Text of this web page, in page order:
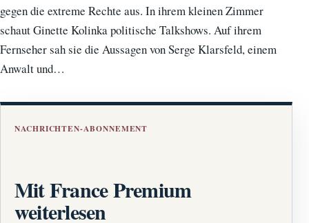
gegen die extreme Rechte aus. In ihrem kleinen Zimmer
schaut Ginette Kolinka politische Talkshows. Auf ihrem
Fernseher sah sie die Aussagen von Serge Klarsfeld, einem
Anwalt und…
NACHRICHTEN-ABONNEMENT
Mit France Premium
weiterlesen